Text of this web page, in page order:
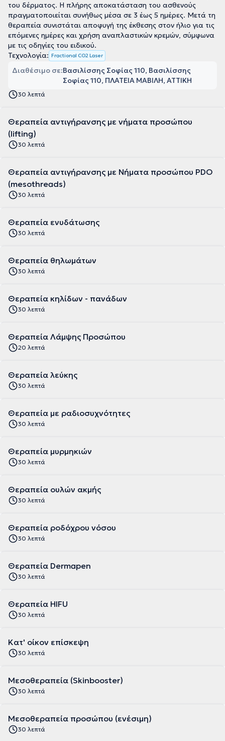
του δέρματος. Η πλήρης αποκατάσταση του ασθενούς
πραγματοποιείται συνήθως μέσα σε 3 έως 5 ημέρες. Μετά τη
θεραπεία συνιστάται αποφυγή της έκθεσης στον ήλιο για τις
επόμενες ημέρες και χρήση αναπλαστικών κρεμών, σύμφωνα
με τις οδηγίες του ειδικού.
Τεχνολογία: Fractional CO2 Laser
Διαθέσιμο σε:Βασιλίσσης Σοφίας 110, Βασιλίσσης
Σοφίας 110, ΠΛΑΤΕΙΑ ΜΑΒΙΛΗ, ΑΤΤΙΚΗ
30 λεπτά
Θεραπεία αντιγήρανσης με νήματα προσώπου
(lifting)
30 λεπτά
Θεραπεία αντιγήρανσης με Νήματα προσώπου PDO
(mesothreads)
30 λεπτά
Θεραπεία ενυδάτωσης
30 λεπτά
Θεραπεία θηλωμάτων
30 λεπτά
Θεραπεία κηλίδων - πανάδων
30 λεπτά
Θεραπεία Λάμψης Προσώπου
20 λεπτά
Θεραπεία λεύκης
30 λεπτά
Θεραπεία με ραδιοσυχνότητες
30 λεπτά
Θεραπεία μυρμηκιών
30 λεπτά
Θεραπεία ουλών ακμής
30 λεπτά
Θεραπεία ροδόχρου νόσου
30 λεπτά
Θεραπεία Dermapen
30 λεπτά
Θεραπεία HIFU
30 λεπτά
Κατ' οίκον επίσκεψη
30 λεπτά
Μεσοθεραπεία (Skinbooster)
30 λεπτά
Μεσοθεραπεία προσώπου (ενέσιμη)
30 λεπτά